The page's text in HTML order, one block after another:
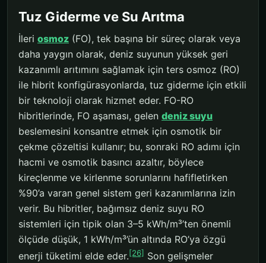
Tuz Giderme ve Su Arıtma
İleri osmoz (FO), tek başına bir süreç olarak veya
daha yaygın olarak, deniz suyunun yüksek geri
kazanımlı arıtımını sağlamak için ters osmoz (RO)
ile hibrit konfigürasyonlarda, tuz giderme için etkili
bir teknoloji olarak hizmet eder. FO-RO
hibritlerinde, FO aşaması, gelen deniz suyu
beslemesini konsantre etmek için osmotik bir
çekme çözeltisi kullanır; bu, sonraki RO adımı için
hacmi ve osmotik basıncı azaltır, böylece
kireçlenme ve kirlenme sorunlarını hafifletirken
%90’a varan genel sistem geri kazanımlarına izin
verir. Bu hibritler, bağımsız deniz suyu RO
sistemleri için tipik olan 3–5 kWh/m³’ten önemli
ölçüde düşük, 1 kWh/m³’ün altında RO’ya özgü
enerji tüketimi elde eder.[26] Son gelişmeler